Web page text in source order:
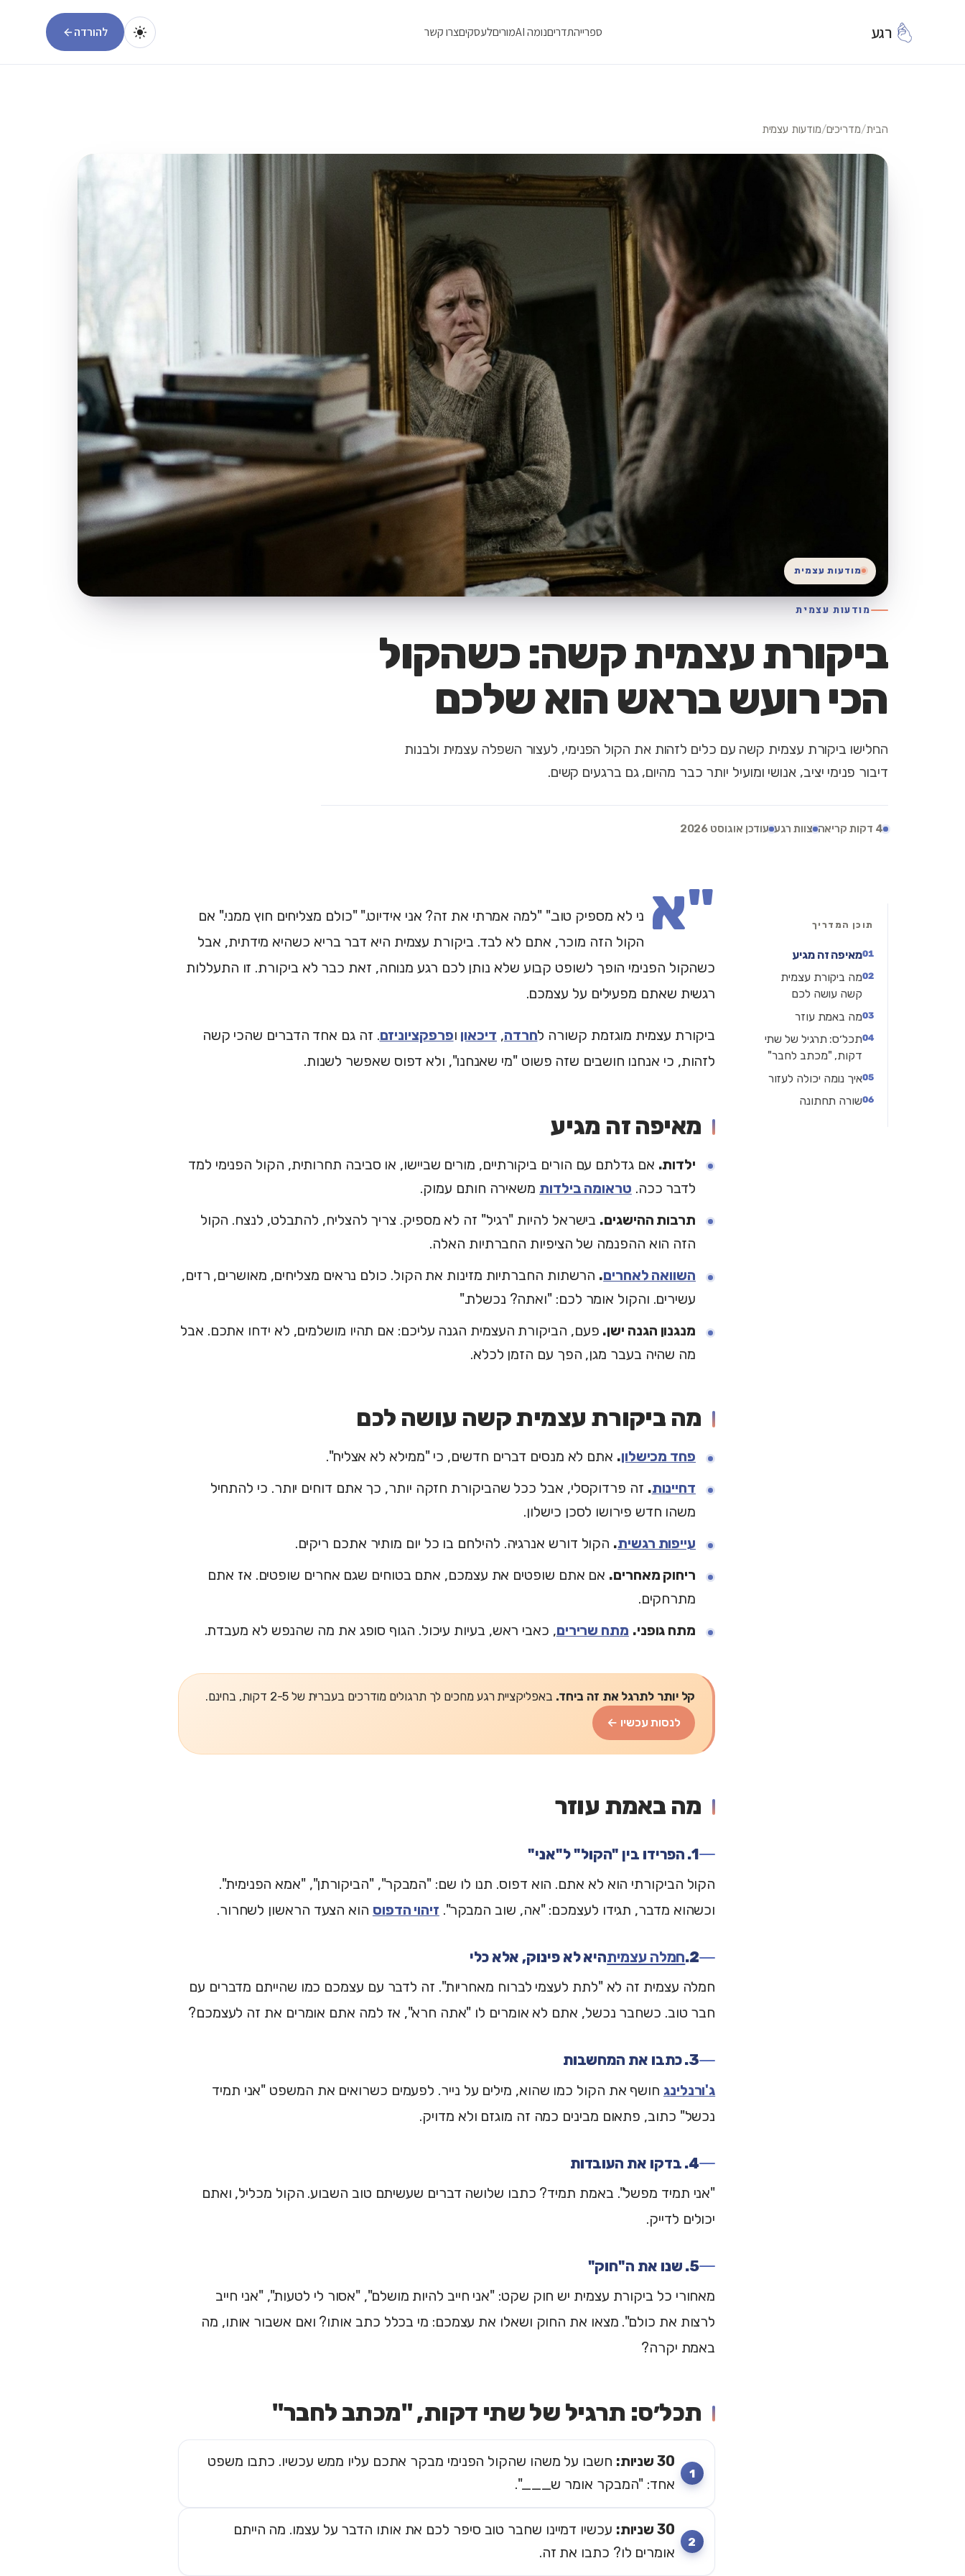
רגע ספרייהתדריםנומה AI מוריםלעסקיםצרו קשר להורדה
הבית/מדריכים/מודעות עצמית
מודעות עצמית
ביקורת עצמית קשה: כשהקול
הכי רועש בראש הוא שלכם
החלישו ביקורת עצמית קשה עם כלים לזהות את הקול הפנימי, לעצור השפלה עצמית ולבנות
דיבור פנימי יציב, אנושי ומועיל יותר כבר מהיום, גם ברגעים קשים.
4 דקות קריאה צוות רגע עודכן אוגוסט 2026
מודעות עצמית
תוכן המדריך
מאיפה זה מגיע
מה ביקורת עצמית
קשה עושה לכם
מה באמת עוזר
תכל׳ס: תרגיל של שתי
דקות, "מכתב לחבר"
איך נומה יכולה לעזור
שורה תחתונה
"א ני לא מספיק טוב." "למה אמרתי את זה? אני אידיוט." "כולם מצליחים חוץ ממני." אם
הקול הזה מוכר, אתם לא לבד. ביקורת עצמית היא דבר בריא כשהיא מידתית, אבל
כשהקול הפנימי הופך לשופט קבוע שלא נותן לכם רגע מנוחה, זאת כבר לא ביקורת. זו התעללות
רגשית שאתם מפעילים על עצמכם.
ביקורת עצמית מוגזמת קשורה לחרדה, דיכאון ופרפקציוניזם. זה גם אחד הדברים שהכי קשה
לזהות, כי אנחנו חושבים שזה פשוט "מי שאנחנו", ולא דפוס שאפשר לשנות.
מאיפה זה מגיע
ילדות. אם גדלתם עם הורים ביקורתיים, מורים שביישו, או סביבה תחרותית, הקול הפנימי למד
לדבר ככה. טראומה בילדות משאירה חותם עמוק.
תרבות ההישגים. בישראל להיות "רגיל" זה לא מספיק. צריך להצליח, להתבלט, לנצח. הקול
הזה הוא ההפנמה של הציפיות החברתיות האלה.
השוואה לאחרים. הרשתות החברתיות מזינות את הקול. כולם נראים מצליחים, מאושרים, רזים,
עשירים. והקול אומר לכם: "ואתה? נכשלת."
מנגנון הגנה ישן. פעם, הביקורת העצמית הגנה עליכם: אם תהיו מושלמים, לא ידחו אתכם. אבל
מה שהיה בעבר מגן, הפך עם הזמן לכלא.
מה ביקורת עצמית קשה עושה לכם
פחד מכישלון. אתם לא מנסים דברים חדשים, כי "ממילא לא אצליח".
דחיינות. זה פרדוקסלי, אבל ככל שהביקורת חזקה יותר, כך אתם דוחים יותר. כי להתחיל
משהו חדש פירושו לסכן כישלון.
עייפות רגשית. הקול דורש אנרגיה. להילחם בו כל יום מותיר אתכם ריקים.
ריחוק מאחרים. אם אתם שופטים את עצמכם, אתם בטוחים שגם אחרים שופטים. אז אתם
מתרחקים.
מתח גופני. מתח שרירים, כאבי ראש, בעיות עיכול. הגוף סופג את מה שהנפש לא מעבדת.
קל יותר לתרגל את זה ביחד. באפליקציית רגע מחכים לך תרגולים מודרכים בעברית של 2-5 דקות, בחינם.
לנסות עכשיו ←
מה באמת עוזר
1. הפרידו בין "הקול" ל"אני"
הקול הביקורתי הוא לא אתם. הוא דפוס. תנו לו שם: "המבקר", "הביקורתן", "אמא הפנימית".
וכשהוא מדבר, תגידו לעצמכם: "אה, שוב המבקר". זיהוי הדפוס הוא הצעד הראשון לשחרור.
2. חמלה עצמיתהיא לא פינוק, אלא כלי
חמלה עצמית זה לא "לתת לעצמי לברוח מאחריות". זה לדבר עם עצמכם כמו שהייתם מדברים עם
חבר טוב. כשחבר נכשל, אתם לא אומרים לו "אתה חרא", אז למה אתם אומרים את זה לעצמכם?
3. כתבו את המחשבות
ג'ורנלינג חושף את הקול כמו שהוא, מילים על נייר. לפעמים כשרואים את המשפט "אני תמיד
נכשל" כתוב, פתאום מבינים כמה זה מוגזם ולא מדויק.
4. בדקו את העובדות
"אני תמיד מפשל". באמת תמיד? כתבו שלושה דברים שעשיתם טוב השבוע. הקול מכליל, ואתם
יכולים לדייק.
5. שנו את ה"חוק"
מאחורי כל ביקורת עצמית יש חוק שקט: "אני חייב להיות מושלם", "אסור לי לטעות", "אני חייב
לרצות את כולם". מצאו את החוק ושאלו את עצמכם: מי בכלל כתב אותו? ואם אשבור אותו, מה
באמת יקרה?
תכל׳ס: תרגיל של שתי דקות, "מכתב לחבר"
30 שניות:
חשבו על משהו שהקול הפנימי מבקר אתכם עליו ממש עכשיו. כתבו משפט
אחד: "המבקר אומר ש___".
30 שניות:
עכשיו דמיינו שחבר טוב סיפר לכם את אותו הדבר על עצמו. מה הייתם
אומרים לו? כתבו את זה.